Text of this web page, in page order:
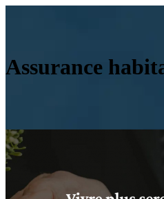
Assurance